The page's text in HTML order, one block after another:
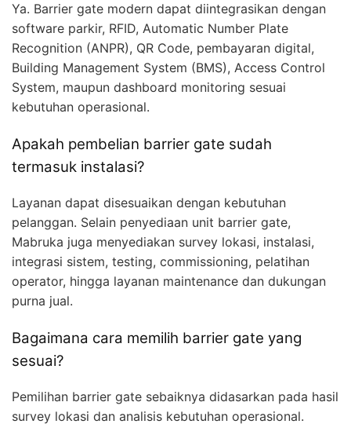
Ya. Barrier gate modern dapat diintegrasikan dengan
software parkir, RFID, Automatic Number Plate
Recognition (ANPR), QR Code, pembayaran digital,
Building Management System (BMS), Access Control
System, maupun dashboard monitoring sesuai
kebutuhan operasional.
Apakah pembelian barrier gate sudah
termasuk instalasi?
Layanan dapat disesuaikan dengan kebutuhan
pelanggan. Selain penyediaan unit barrier gate,
Mabruka juga menyediakan survey lokasi, instalasi,
integrasi sistem, testing, commissioning, pelatihan
operator, hingga layanan maintenance dan dukungan
purna jual.
Bagaimana cara memilih barrier gate yang
sesuai?
Pemilihan barrier gate sebaiknya didasarkan pada hasil
survey lokasi dan analisis kebutuhan operasional.